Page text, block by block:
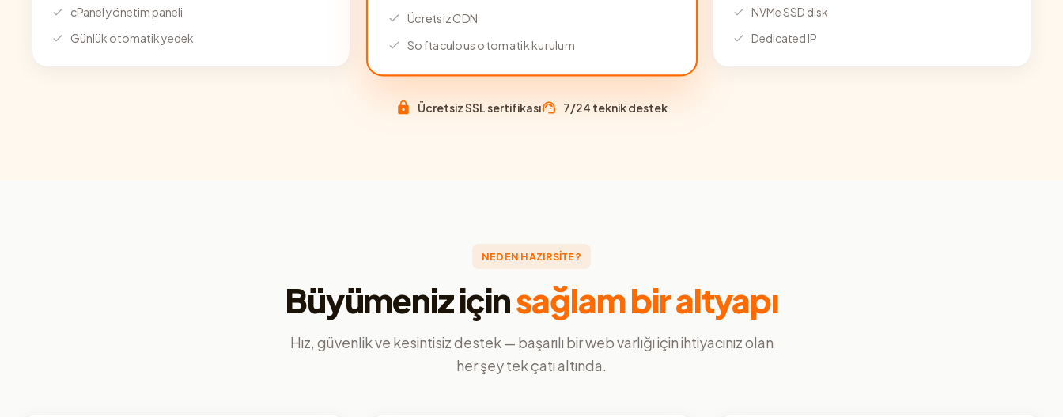
cPanel yönetim paneli
Günlük otomatik yedek
Ücretsiz CDN
Softaculous otomatik kurulum
NVMe SSD disk
Dedicated IP
Ücretsiz SSL sertifikası 7/24 teknik destek
NEDEN HAZIRSİTE?
Büyümeniz içinsağlam bir altyapı
Hız, güvenlik ve kesintisiz destek — başarılı bir web varlığı için ihtiyacınız olan
her şey tek çatı altında.